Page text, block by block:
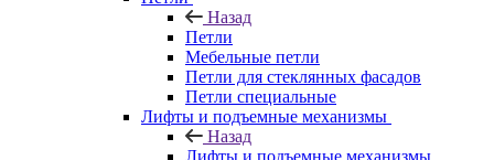
Назад
Петли
Мебельные петли
Петли для стеклянных фасадов
Петли специальные
Лифты и подъемные механизмы
Назад
Лифты и подъемные механизмы